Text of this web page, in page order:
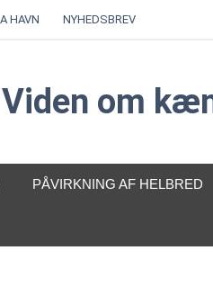
HAVN NYHEDSBREV
om
PÅVIRKNING AF HELBRED